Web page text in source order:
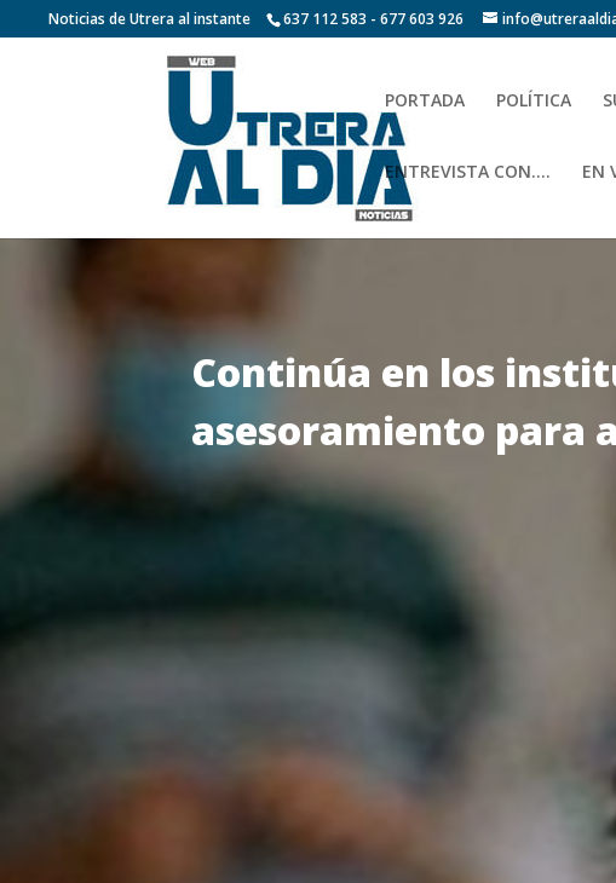
Noticias de Utrera al instante 637 112 583 - 677 603 926
PORTADA POLÍTICA
ENTREVISTA CON…. EN
Continúa en los
asesoramiento para